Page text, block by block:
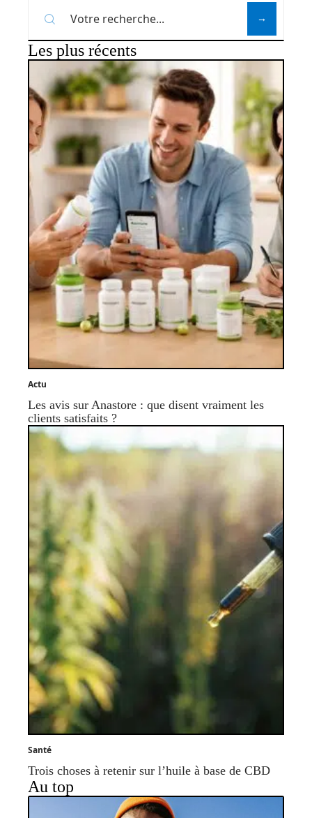
Les plus récents
Actu
Les avis sur Anastore : que disent vraiment les
clients satisfaits ?
Santé
Trois choses à retenir sur l’huile à base de CBD
Au top